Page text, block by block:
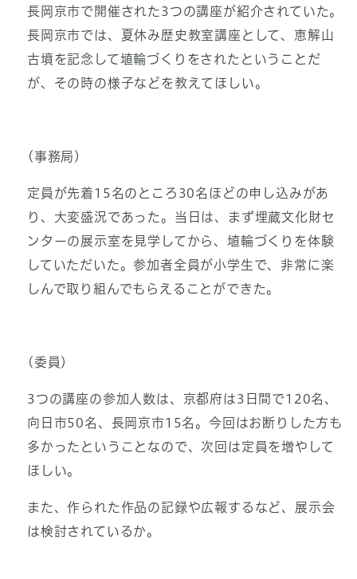
長岡京市で開催された3つの講座が紹介されていた。
長岡京市では、夏休み歴史教室講座として、恵解山
古墳を記念して埴輪づくりをされたということだ
が、その時の様子などを教えてほしい。
(事務局)
定員が先着15名のところ30名ほどの申し込みがあ
り、大変盛況であった。当日は、まず埋蔵文化財セ
ンターの展示室を見学してから、埴輪づくりを体験
していただいた。参加者全員が小学生で、非常に楽
しんで取り組んでもらえることができた。
(委員)
3つの講座の参加人数は、京都府は3日間で120名、
向日市50名、長岡京市15名。今回はお断りした方も
多かったということなので、次回は定員を増やして
ほしい。
また、作られた作品の記録や広報するなど、展示会
は検討されているか。